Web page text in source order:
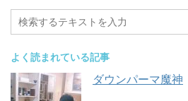
よく読まれている記事
ダウンパーマ魔神